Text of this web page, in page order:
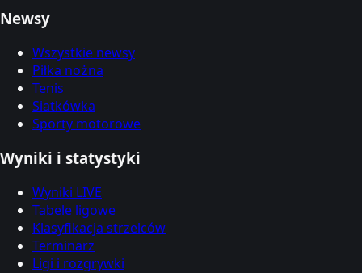
Newsy
Wszystkie newsy
Piłka nożna
Tenis
Siatkówka
Sporty motorowe
Wyniki i statystyki
Wyniki LIVE
Tabele ligowe
Klasyfikacja strzelców
Terminarz
Ligi i rozgrywki